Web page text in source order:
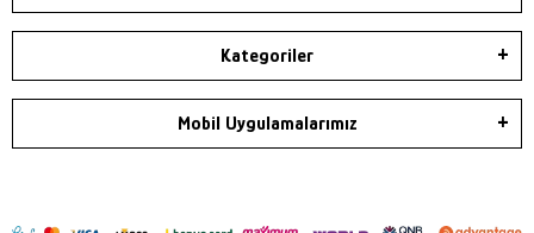
Kategoriler
Mobil Uygulamalarımız